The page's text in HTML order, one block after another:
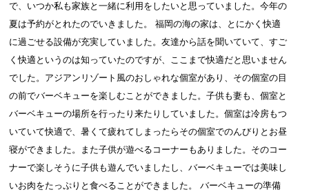
で、いつか私も家族と一緒に利用をしたいと思っていました。今年の
夏は予約がとれたのでいきました。 福岡の海の家は、とにかく快適
に過ごせる設備が充実していました。友達から話を聞いていて、すご
く快適というのは知っていたのですが、ここまで快適だと思いません
でした。アジアンリゾート風のおしゃれな個室があり、その個室の目
の前でバーベキューを楽しむことができました。子供も妻も、個室と
バーベキューの場所を行ったり来たりしていました。個室は冷房もつ
いていて快適で、暑くて疲れてしまったらその個室でのんびりとお昼
寝ができました。また子供が遊べるコーナーもありました。そのコー
ナーで楽しそうに子供も遊んでいましたし、バーベキューでは美味し
いお肉をたっぷりと食べることができました。 バーベキューの準備